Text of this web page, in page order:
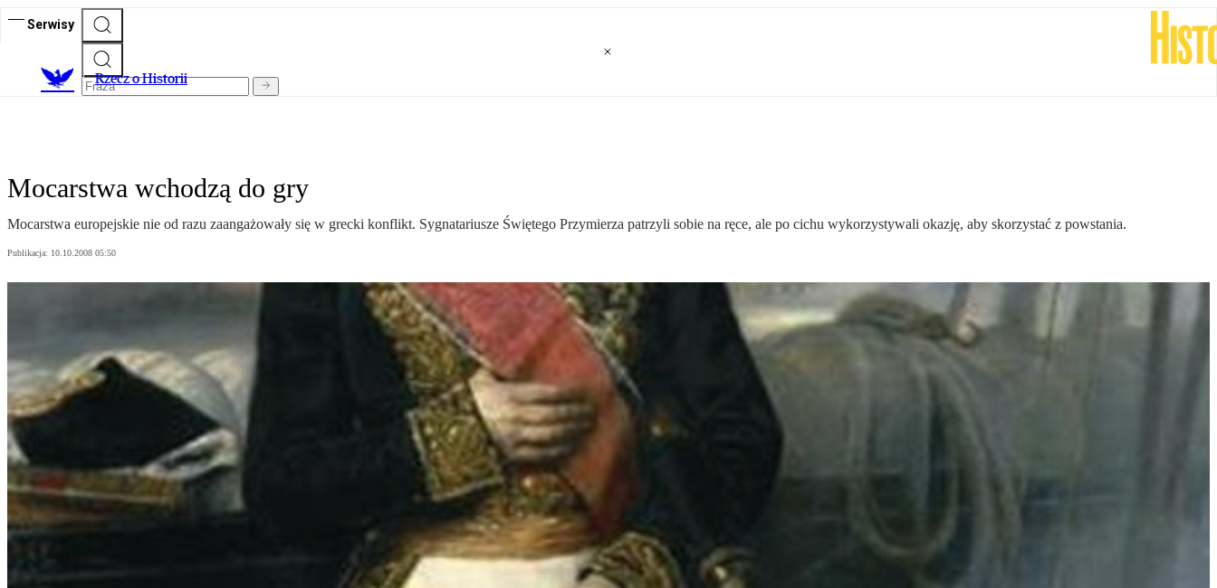
Serwisy
Rzecz o Historii
Mocarstwa wchodzą do gry
Mocarstwa europejskie nie od razu zaangażowały się w grecki konflikt. Sygnatariusze Świętego Przymierza patrzyli sobie na ręce, ale po cichu wykorzystywali okazję, aby skorzystać z powstania.
Publikacja: 10.10.2008 05:50